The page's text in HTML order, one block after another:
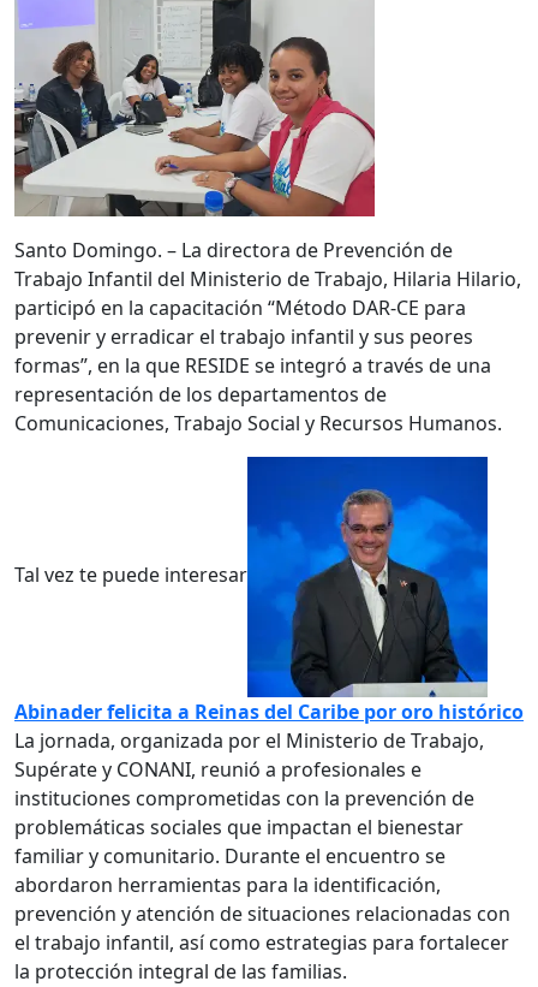
Santo Domingo. – La directora de Prevención de
Trabajo Infantil del Ministerio de Trabajo, Hilaria Hilario,
participó en la capacitación “Método DAR-CE para
prevenir y erradicar el trabajo infantil y sus peores
formas”, en la que RESIDE se integró a través de una
representación de los departamentos de
Comunicaciones, Trabajo Social y Recursos Humanos.
Tal vez te puede interesar
Abinader felicita a Reinas del Caribe por oro histórico
La jornada, organizada por el Ministerio de Trabajo,
Supérate y CONANI, reunió a profesionales e
instituciones comprometidas con la prevención de
problemáticas sociales que impactan el bienestar
familiar y comunitario. Durante el encuentro se
abordaron herramientas para la identificación,
prevención y atención de situaciones relacionadas con
el trabajo infantil, así como estrategias para fortalecer
la protección integral de las familias.